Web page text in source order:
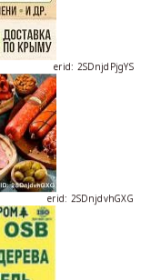
erid: 2SDnjdPjgYS
erid: 2SDnjdvhGXG